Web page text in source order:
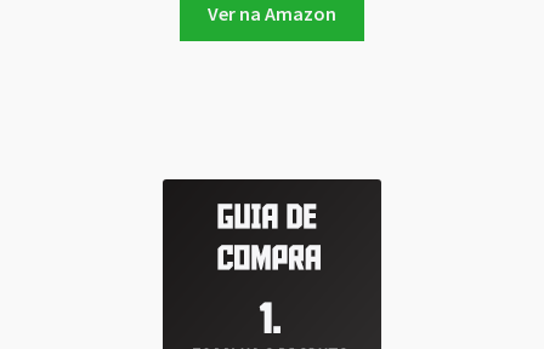
Ver na Amazon